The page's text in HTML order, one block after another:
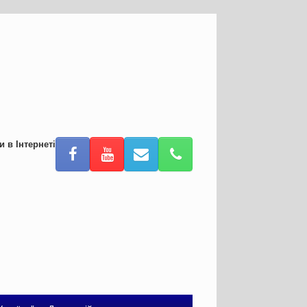
в Інтернеті